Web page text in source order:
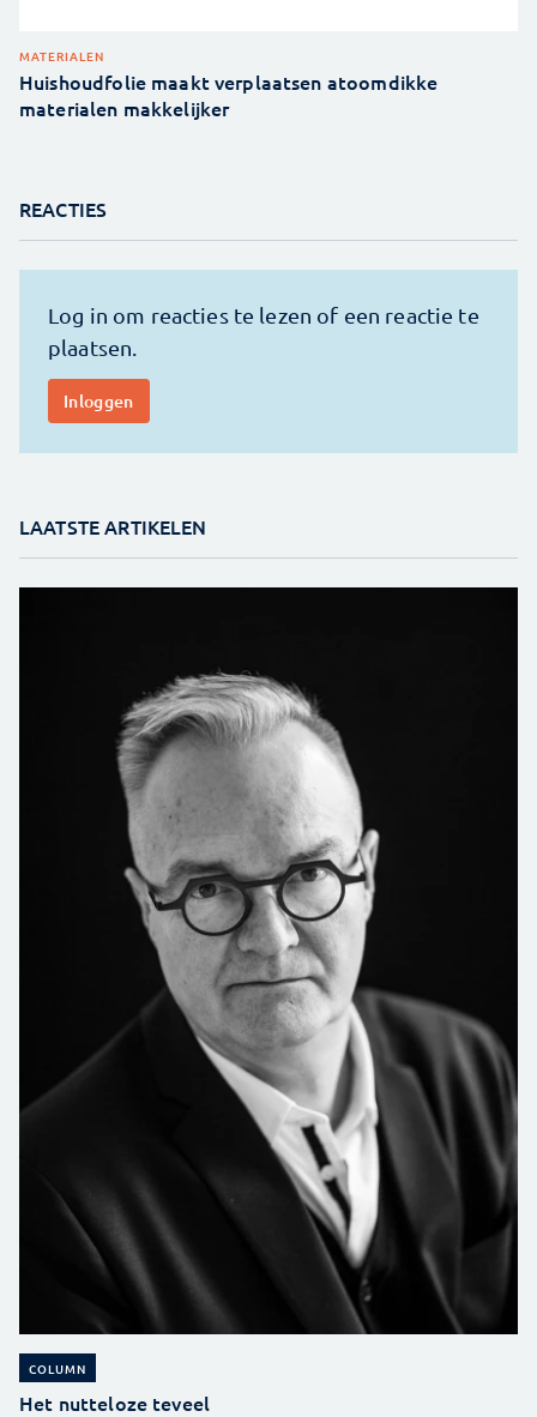
MATERIALEN
Huishoudfolie maakt verplaatsen atoomdikke
materialen makkelijker
REACTIES
LAATSTE ARTIKELEN
COLUMN
Het nutteloze teveel